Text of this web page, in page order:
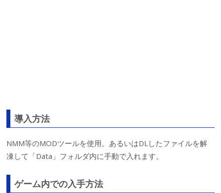
導入方法
NMM等のMODツールを使用。あるいはDLしたファイルを解
凍して「Data」フォルダ内に手動で入れます。
ゲーム内での入手方法